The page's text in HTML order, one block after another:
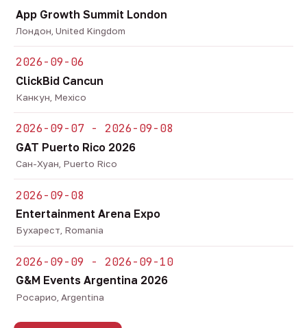
App Growth Summit London
Лондон, United Kingdom
2026-09-06
ClickBid Cancun
Канкун, Mexico
2026-09-07 - 2026-09-08
GAT Puerto Rico 2026
Сан-Хуан, Puerto Rico
2026-09-08
Entertainment Arena Expo
Бухарест, Romania
2026-09-09 - 2026-09-10
G&M Events Argentina 2026
Росарио, Argentina